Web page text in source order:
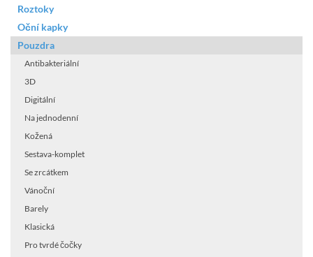
Roztoky
Oční kapky
Pouzdra
Antibakteriální
3D
Digitální
Na jednodenní
Kožená
Sestava-komplet
Se zrcátkem
Vánoční
Barely
Klasická
Pro tvrdé čočky